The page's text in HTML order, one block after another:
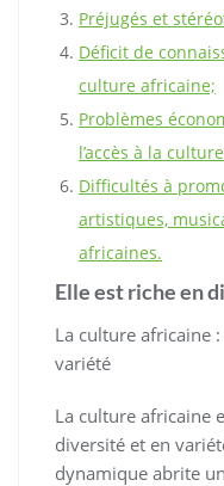
Préjugés et
Déficit de
culture africaine;
Problèmes
l’accès à la
Difficultés à
artistiques,
africaines.
Elle est riche en
La culture africaine
variété
La culture africaine
diversité et en
dynamique abrite